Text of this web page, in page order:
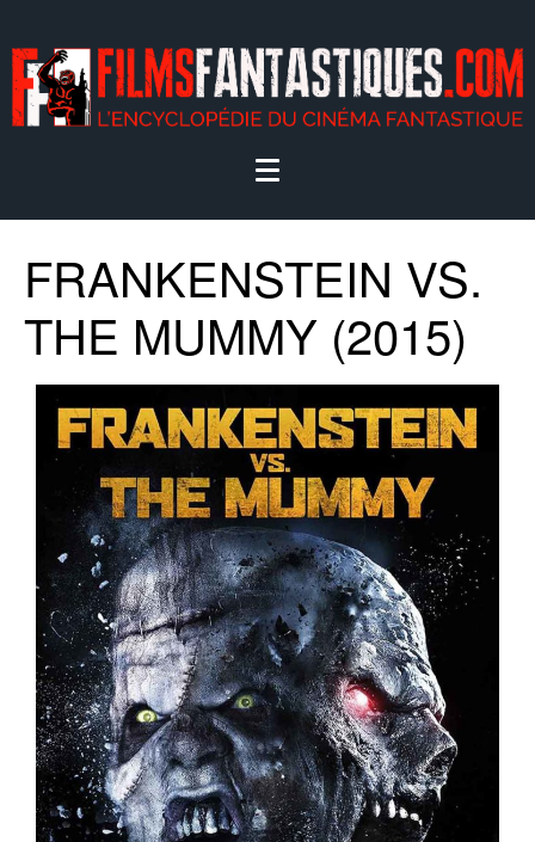
FRANKENSTEIN VS.
THE MUMMY (2015)